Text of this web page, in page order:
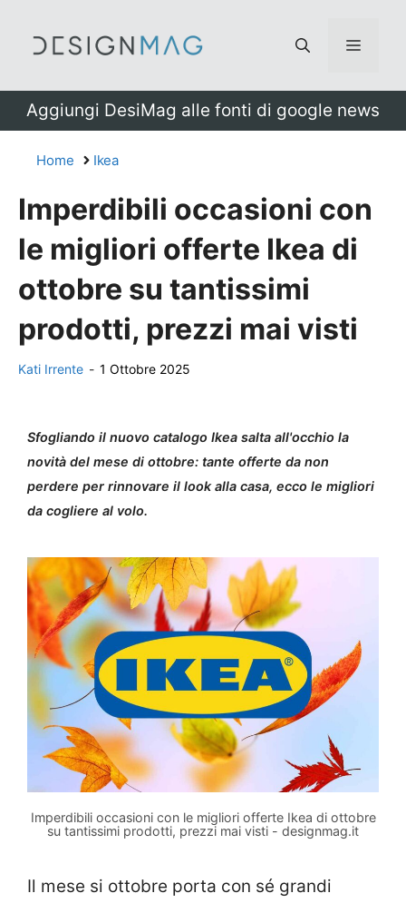
Menu
Aggiungi DesiMag alle fonti di google news
Home Ikea
Imperdibili occasioni con
le migliori offerte Ikea di
ottobre su tantissimi
prodotti, prezzi mai visti
Kati Irrente - 1 Ottobre 2025
Sfogliando il nuovo catalogo Ikea salta all'occhio la
novità del mese di ottobre: tante offerte da non
perdere per rinnovare il look alla casa, ecco le migliori
da cogliere al volo.
Imperdibili occasioni con le migliori offerte Ikea di ottobre
su tantissimi prodotti, prezzi mai visti - designmag.it
Il mese si ottobre porta con sé grandi